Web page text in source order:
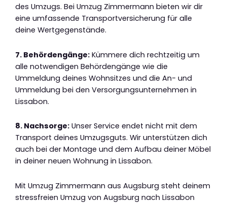
des Umzugs. Bei Umzug Zimmermann bieten wir dir
eine umfassende Transportversicherung für alle
deine Wertgegenstände.
7. Behördengänge: Kümmere dich rechtzeitig um
alle notwendigen Behördengänge wie die
Ummeldung deines Wohnsitzes und die An- und
Ummeldung bei den Versorgungsunternehmen in
Lissabon.
8. Nachsorge: Unser Service endet nicht mit dem
Transport deines Umzugsguts. Wir unterstützen dich
auch bei der Montage und dem Aufbau deiner Möbel
in deiner neuen Wohnung in Lissabon.
Mit Umzug Zimmermann aus Augsburg steht deinem
stressfreien Umzug von Augsburg nach Lissabon